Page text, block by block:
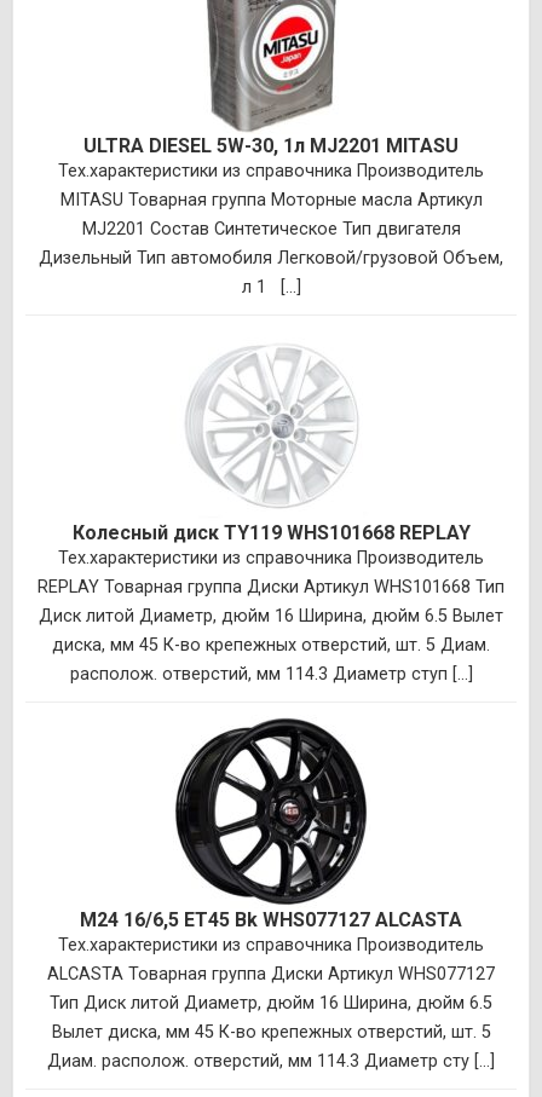
ULTRA DIESEL 5W-30, 1л MJ2201 MITASU
Тех.характеристики из справочника Производитель
MITASU Товарная группа Моторные масла Артикул
MJ2201 Состав Синтетическое Тип двигателя
Дизельный Тип автомобиля Легковой/грузовой Объем,
л 1 [...]
Колесный диск TY119 WHS101668 REPLAY
Тех.характеристики из справочника Производитель
REPLAY Товарная группа Диски Артикул WHS101668 Тип
Диск литой Диаметр, дюйм 16 Ширина, дюйм 6.5 Вылет
диска, мм 45 К-во крепежных отверстий, шт. 5 Диам.
располож. отверстий, мм 114.3 Диаметр ступ [...]
M24 16/6,5 ET45 Bk WHS077127 ALCASTA
Тех.характеристики из справочника Производитель
ALCASTA Товарная группа Диски Артикул WHS077127
Тип Диск литой Диаметр, дюйм 16 Ширина, дюйм 6.5
Вылет диска, мм 45 К-во крепежных отверстий, шт. 5
Диам. располож. отверстий, мм 114.3 Диаметр сту [...]